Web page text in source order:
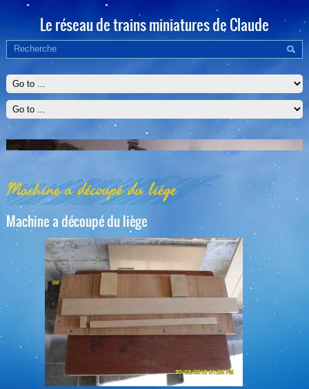
Le réseau de trains miniatures de Claude
Machine a découpé du liége
Machine a découpé du liège